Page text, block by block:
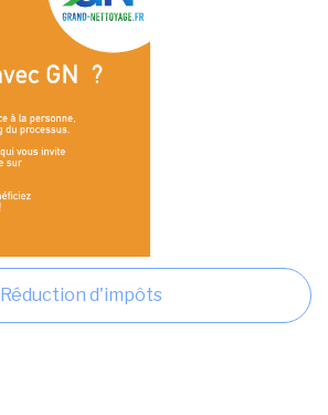
Réduction d'impôts